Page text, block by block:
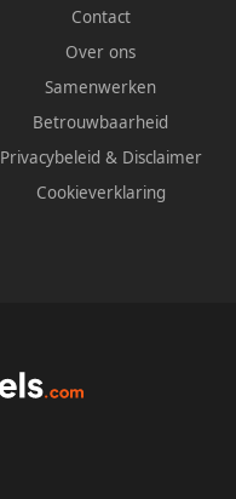
Contact
Over ons
Samenwerken
Betrouwbaarheid
Privacybeleid & Disclaimer
Cookieverklaring